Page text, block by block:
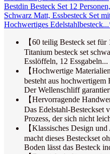
Bestdin Besteck Set 12
Schwarz Matt, Essbesteck Set
Hochwertiges
【60 teilig Besteck set
Titanium besteck set
Esslöffeln, 12 Essgabeln...
【Hochwertige
besteht aus hochwertigem
Der Wellenschliff
【Hervorragende
Das Edelstahl-Besteckset
Prozess, der sich nicht
【Klassisches Design
macht dieses Besteckset
Boden lässt das Besteck